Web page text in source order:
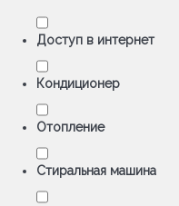
Доступ в интернет
Кондиционер
Отопление
Стиральная машина